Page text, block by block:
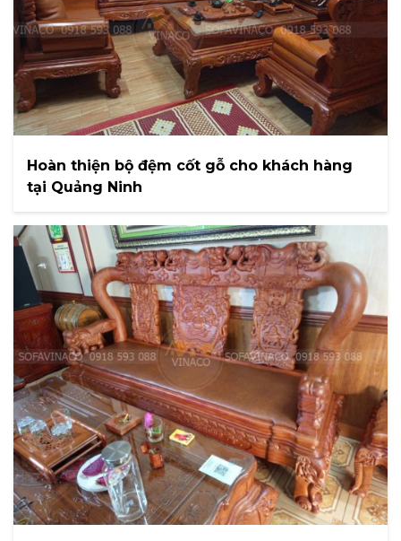
Hoàn thiện bộ đệm cốt gỗ cho khách hàng
tại Quảng Ninh